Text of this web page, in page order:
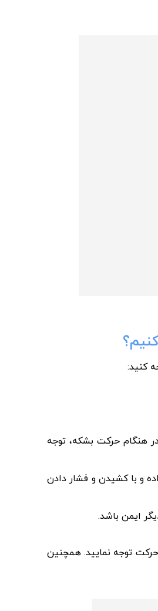
کنید:
هنگام حرکت بشکه، توجه
و با کشیدن و فشار دادن
ایمن باشد.
توجه نمایید. همچنین